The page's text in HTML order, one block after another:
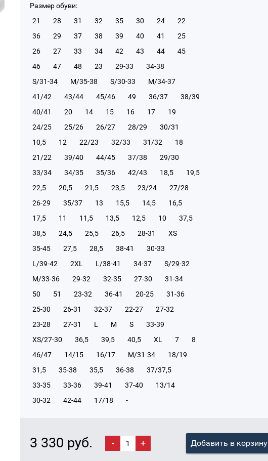
Размер обуви:
21
28 31 32 35 30 24
22
36
29 37 38 39 40 41
25
26
27 33 34 42 43 44
45
46
47 48 23 29-33
34-38
S/31-34
М/35-38 S/30-33
М/34-37
41/42
43/44 45/46 49 36/37
38/39
40/41
20 14 15 16 17
19
24/25
25/26 26/27 28/29
30/31
10,5
12 22/23 32/33 31/32
18
21/22
39/40 44/45 37/38
29/30
33/34
34/35 35/36 42/43 18,5
19,5
22,5
20,5 21,5 23,5 23/24
27/28
26-29
35/37 13 15,5 14,5
16,5
17,5
11 11,5 13,5 12,5 10
37,5
38,5
24,5 25,5 26,5 28-31
XS
35-45
27,5 28,5 38-41
30-33
L/39-42
2XL L/38-41 34-37
S/29-32
М/33-36
29-32 32-35 27-30
31-34
50
51 23-32 36-41 20-25
31-36
25-30
26-31 32-37 22-27
27-32
23-28
27-31 L M S
33-39
XS/27-30
36,5 39,5 40,5 XL 7
8
46/47
14/15 16/17 М/31-34
18/19
31,5
35-38 35,5 36-38
37/37,5
33-35
33-36 39-41 37-40
13/14
30-32
42-44 17/18 -
3 330 руб. - + Добавить в корзину